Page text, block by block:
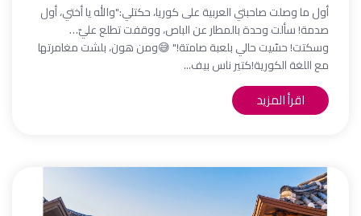
أول ما وصلت صاحبتي العربية على كوريا، حكتلي:"والله يا أختي، أول
صدمة! سألت وحدة بالمطار عن الباص، ووقفت تطلع عليّ…
وسكتت! حسّيت حالي بلعبة صامتة!" 😅ومن هون، بلشت مغامرتها
مع اللغة الكورية!كتير ناس بيف...
اقرأ المزيد